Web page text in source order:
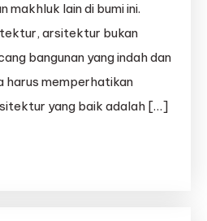
makhluk lain di bumi ini.
arsitektur bukan
bangunan yang indah dan
harus memperhatikan
yang baik adalah […]